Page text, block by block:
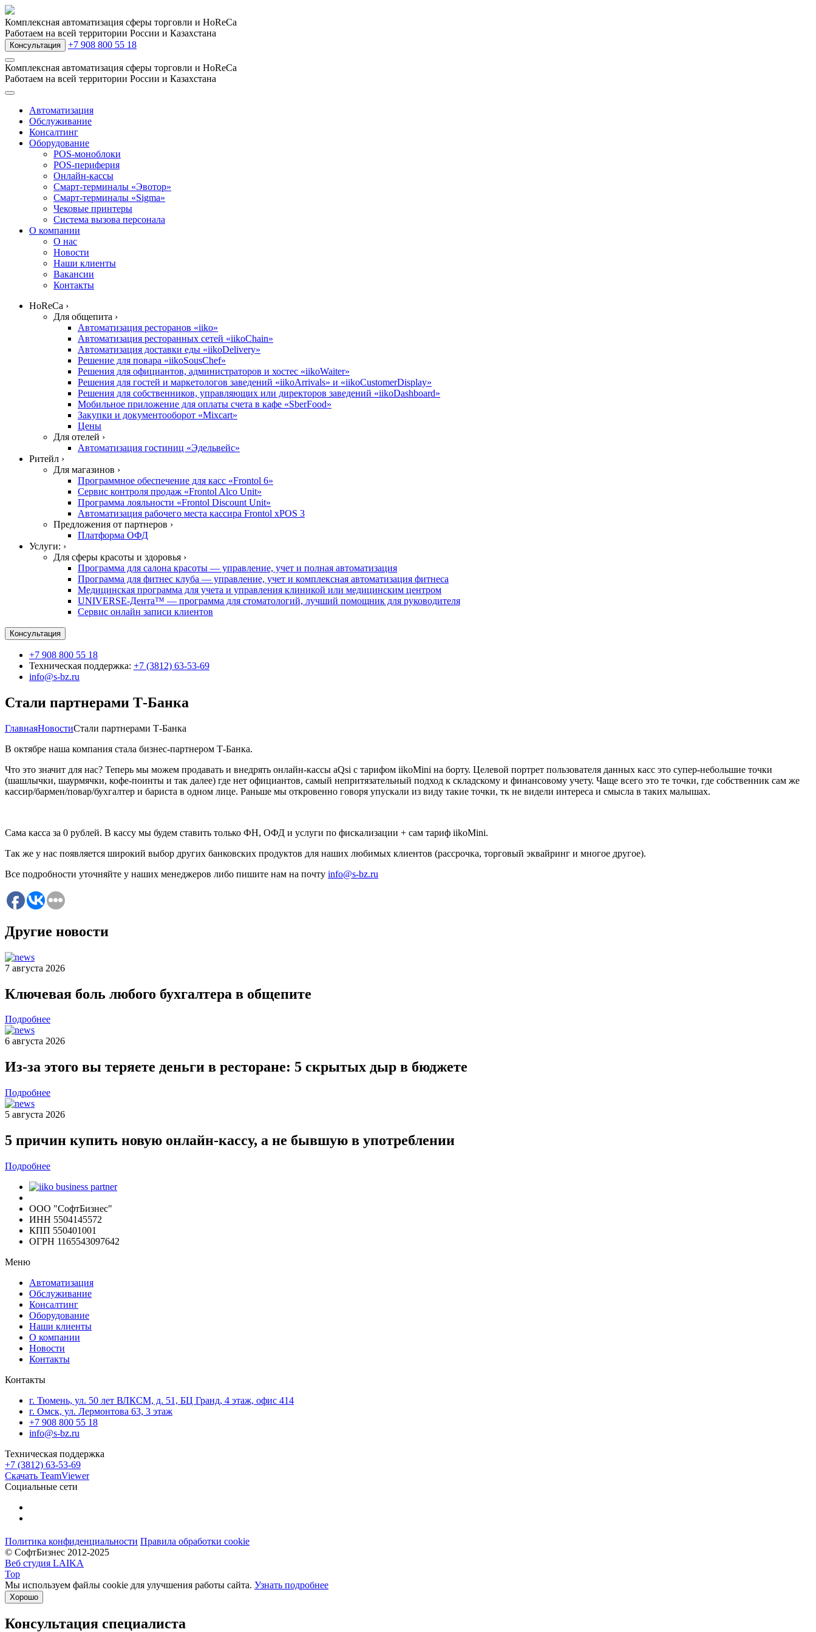
Комплексная автоматизация сферы торговли и HoReCa
Работаем на всей территории России и Казахстана
Консультация +7 908 800 55 18
Комплексная автоматизация сферы торговли и HoReCa
Работаем на всей территории России и Казахстана
Автоматизация
Обслуживание
Консалтинг
Оборудование
POS-моноблоки
POS-периферия
Онлайн-кассы
Смарт-терминалы «Эвотор»
Смарт-терминалы «Sigma»
Чековые принтеры
Система вызова персонала
О компании
О нас
Новости
Наши клиенты
Вакансии
Контакты
HoReCa ›
Для общепита ›
Автоматизация ресторанов «iiko»
Автоматизация ресторанных сетей «iikoChain»
Автоматизация доставки еды «iikoDelivery»
Решение для повара «iikoSousChef»
Решения для официантов, администраторов и хостес «iikoWaiter»
Решения для гостей и маркетологов заведений «iikoArrivals» и «iikoCustomerDisplay»
Решения для собственников, управляющих или директоров заведений «iikoDashboard»
Мобильное приложение для оплаты счета в кафе «SberFood»
Закупки и документооборот «Mixcart»
Цены
Для отелей ›
Автоматизация гостиниц «Эдельвейс»
Ритейл ›
Для магазинов ›
Программное обеспечение для касс «Frontol 6»
Сервис контроля продаж «Frontol Alco Unit»
Программа лояльности «Frontol Discount Unit»
Автоматизация рабочего места кассира Frontol xPOS 3
Предложения от партнеров ›
Платформа ОФД
Услуги: ›
Для сферы красоты и здоровья ›
Программа для салона красоты — управление, учет и полная автоматизация
Программа для фитнес клуба — управление, учет и комплексная автоматизация фитнеса
Медицинская программа для учета и управления клиникой или медицинским центром
UNIVERSE-Дента™ — программа для стоматологий, лучший помощник для руководителя
Сервис онлайн записи клиентов
Консультация
+7 908 800 55 18
Техническая поддержка: +7 (3812) 63-53-69
info@s-bz.ru
Стали партнерами Т-Банка
ГлавнаяНовостиСтали партнерами Т-Банка
В октябре наша компания стала бизнес-партнером Т-Банка.
Что это значит для нас? Теперь мы можем продавать и внедрять онлайн-кассы aQsi с тарифом iikoMini на борту. Целевой портрет пользователя данных касс это супер-небольшие точки
(шашлычки, шаурмячки, кофе-поинты и так далее) где нет официантов, самый непритязательный подход к складскому и финансовому учету. Чаще всего это те точки, где собственник сам же
кассир/бармен/повар/бухгалтер и бариста в одном лице. Раньше мы откровенно говоря упускали из виду такие точки, тк не видели интереса и смысла в таких малышах.
Сама касса за 0 рублей. В кассу мы будем ставить только ФН, ОФД и услуги по фискализации + сам тариф iikoMini.
Так же у нас появляется широкий выбор других банковских продуктов для наших любимых клиентов (рассрочка, торговый эквайринг и многое другое).
Все подробности уточняйте у наших менеджеров либо пишите нам на почту info@s-bz.ru
Другие новости
7 августа 2026
Ключевая боль любого бухгалтера в общепите
Подробнее
6 августа 2026
Из-за этого вы теряете деньги в ресторане: 5 скрытых дыр в бюджете
Подробнее
5 августа 2026
5 причин купить новую онлайн-кассу, а не бывшую в употреблении
Подробнее
ООО "СофтБизнес"
ИНН 5504145572
КПП 550401001
ОГРН 1165543097642
Меню
Автоматизация
Обслуживание
Консалтинг
Оборудование
Наши клиенты
О компании
Новости
Контакты
Контакты
г. Тюмень, ул. 50 лет ВЛКСМ, д. 51, БЦ Гранд, 4 этаж, офис 414
г. Омск, ул. Лермонтова 63, 3 этаж
+7 908 800 55 18
info@s-bz.ru
Техническая поддержка
+7 (3812) 63-53-69
Скачать TeamViewer
Социальные сети
Политика конфиденциальности Правила обработки cookie
© СофтБизнес 2012-2025
Веб студия LAIKA
Top
Мы используем файлы cookie для улучшения работы сайта. Узнать подробнее
Хорошо
Консультация специалиста